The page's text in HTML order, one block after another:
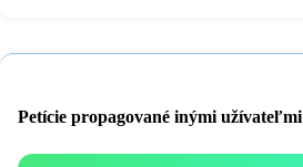
Petície propagované inými užívateľmi